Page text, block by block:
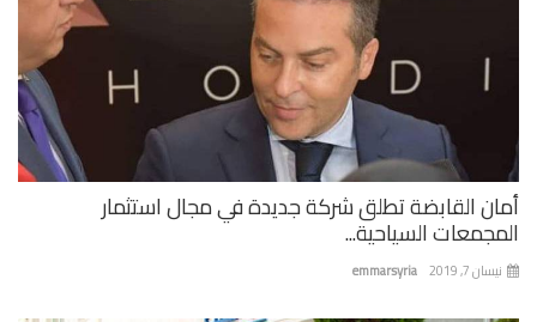
القابضة تطلق شركة جديدة في مجال استثمار
السياحية...
emmarsyria 7, 2019